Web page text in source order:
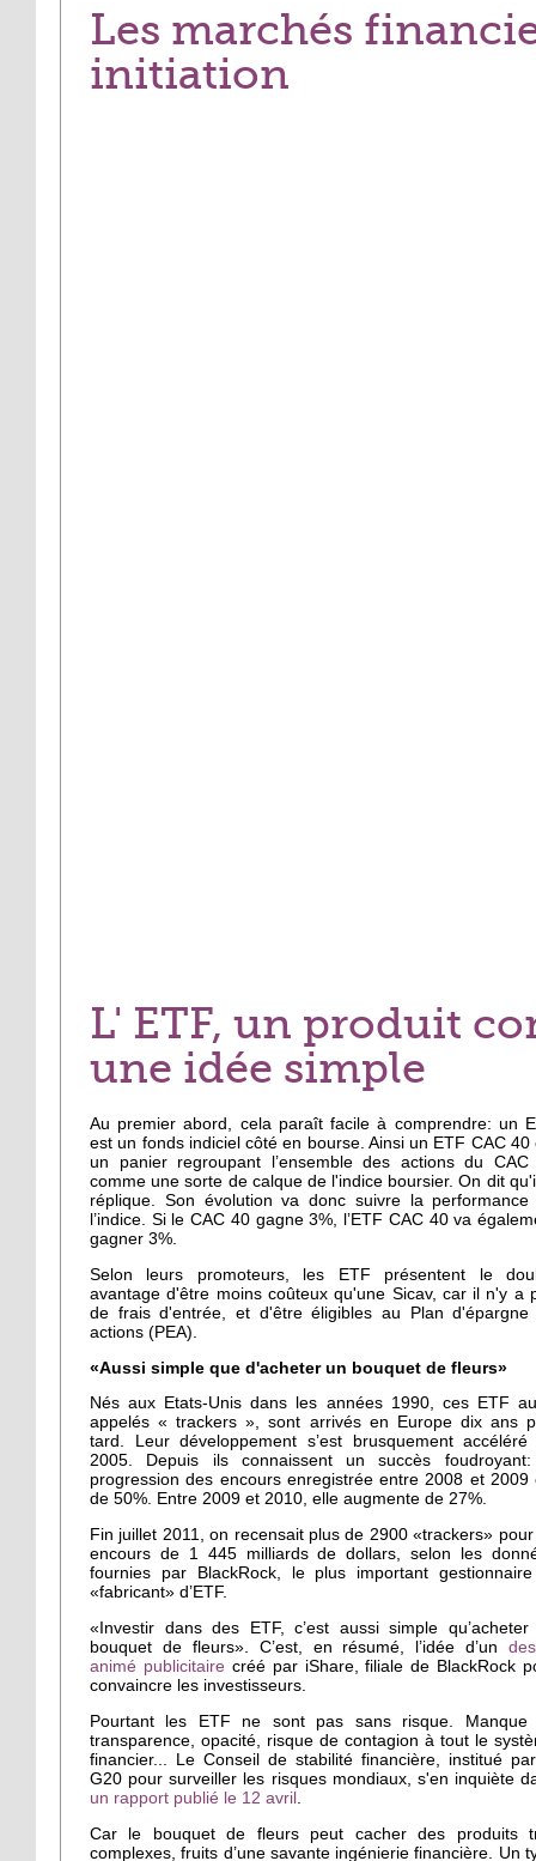
Les marchés
initiation
L' ETF, un produit
une idée simple
Au premier abord, cela paraît facile à comprendre: un
est un fonds indiciel côté en bourse. Ainsi un ETF CAC 40
un panier regroupant l’ensemble des actions du CAC
comme une sorte de calque de l'indice boursier. On dit
réplique. Son évolution va donc suivre la performance
l’indice. Si le CAC 40 gagne 3%, l’ETF CAC 40 va
gagner 3%.
Selon leurs promoteurs, les ETF présentent le
avantage d'être moins coûteux qu'une Sicav, car il n'y a
de frais d'entrée, et d'être éligibles au Plan d'épargne
actions (PEA).
«Aussi simple que d'acheter un bouquet de fleurs»
Nés aux Etats-Unis dans les années 1990, ces ETF
appelés « trackers », sont arrivés en Europe dix ans
tard. Leur développement s’est brusquement accéléré
2005. Depuis ils connaissent un succès
progression des encours enregistrée entre 2008 et 2009
de 50%. Entre 2009 et 2010, elle augmente de 27%.
Fin juillet 2011, on recensait plus de 2900 «trackers»
encours de 1 445 milliards de dollars, selon les
fournies par BlackRock, le plus important
«fabricant» d’ETF.
«Investir dans des ETF, c’est aussi simple qu’acheter
bouquet de fleurs». C’est, en résumé, l’idée d’un
animé publicitaire créé par iShare, filiale de BlackRock
convaincre les investisseurs.
Pourtant les ETF ne sont pas sans risque. Manque
transparence, opacité, risque de contagion à tout le
financier... Le Conseil de stabilité financière, institué
G20 pour surveiller les risques mondiaux, s'en inquiète
un rapport publié le 12 avril
Car le bouquet de fleurs peut cacher des produits
complexes, fruits d’une savante ingénierie financière. Un